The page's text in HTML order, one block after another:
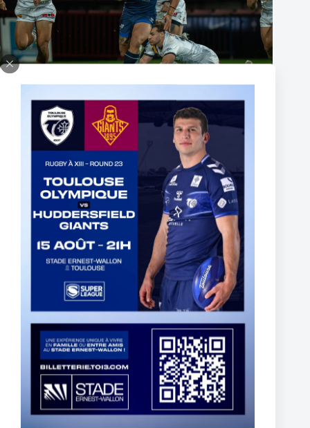
Fin de l’aventure Olympienne pour Reubenn Rennie
6 août 2026